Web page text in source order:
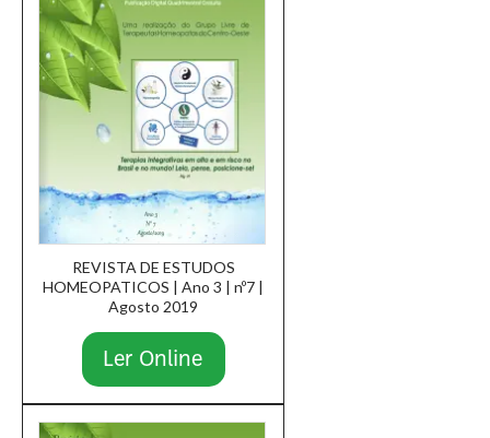
REVISTA DE ESTUDOS
HOMEOPATICOS | Ano 3 | nº7 |
Agosto 2019
Ler Online